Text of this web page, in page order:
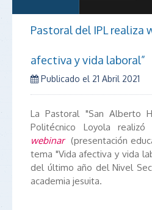
Pastoral del IPL realiza
afectiva y vida laboral”
Publicado el 21 Abril 2021
La Pastoral "San Alberto
Politécnico Loyola
webinar (presentación
tema "Vida afectiva y vida
del último año del Nivel
academia jesuita.